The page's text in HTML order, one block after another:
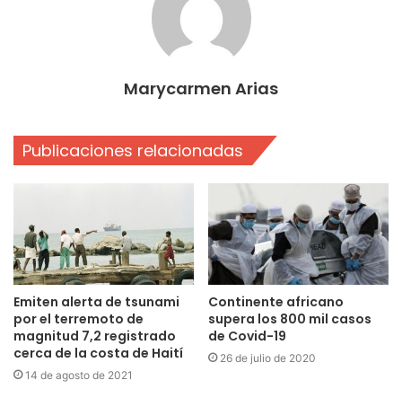
Marycarmen Arias
Publicaciones relacionadas
Emiten alerta de tsunami
por el terremoto de
magnitud 7,2 registrado
cerca de la costa de Haití
14 de agosto de 2021
Continente africano
supera los 800 mil casos
de Covid-19
26 de julio de 2020